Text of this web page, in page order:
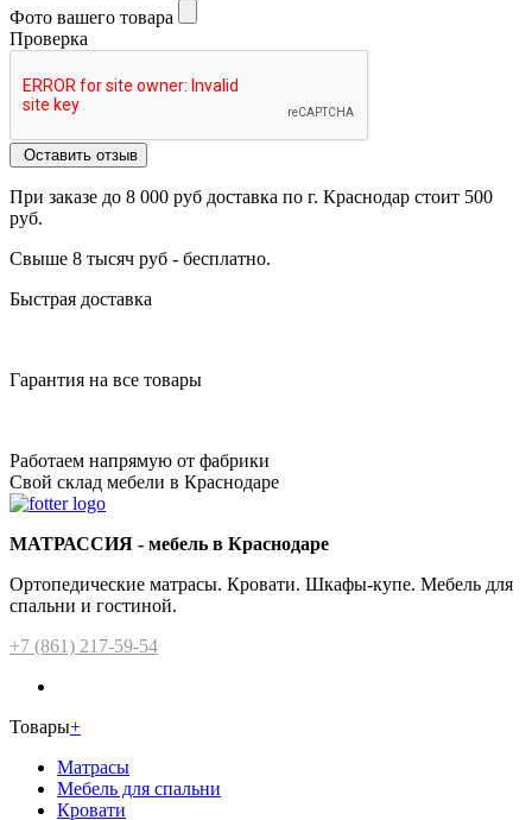
Фото вашего товара
Проверка
Оставить отзыв
При заказе до 8 000 руб доставка по г. Краснодар стоит 500
руб.
Свыше 8 тысяч руб - бесплатно.
Быстрая доставка
Гарантия на все товары
Работаем напрямую от фабрики
Свой склад мебели в Краснодаре
МАТРАССИЯ - мебель в Краснодаре
Ортопедические матрасы. Кровати. Шкафы-купе. Мебель для
спальни и гостиной.
+7 (861) 217-59-54
Товары+
Матрасы
Мебель для спальни
Кровати